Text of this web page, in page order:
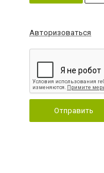
Авторизоваться
Отправить